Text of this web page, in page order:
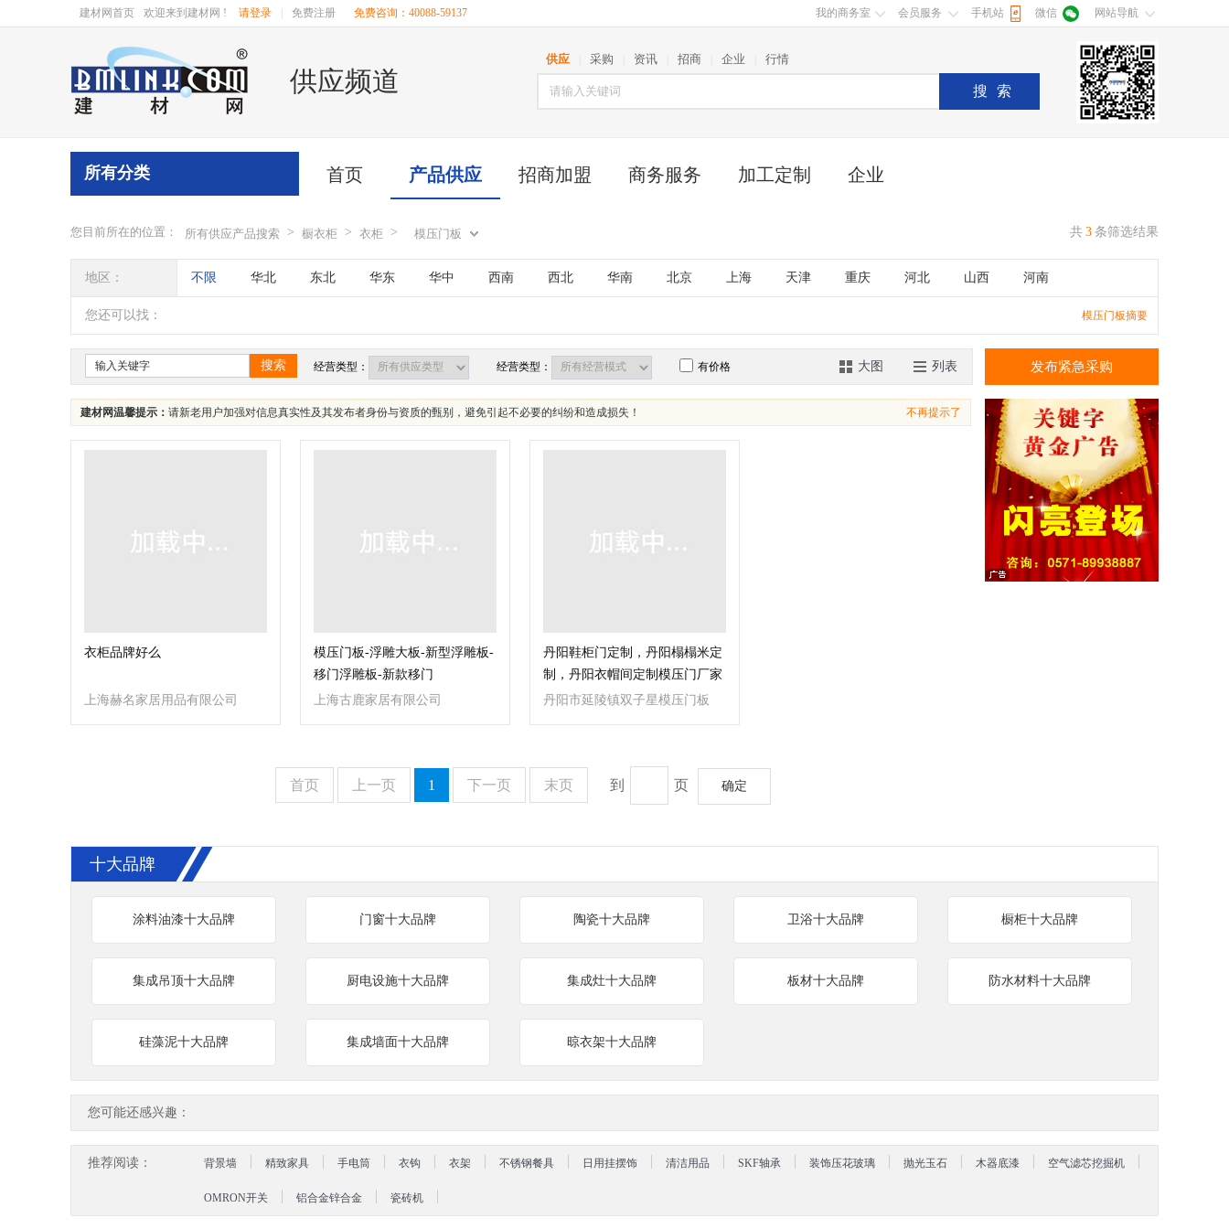
建材网首页 欢迎来到建材网 ! 请登录 免费注册 免费咨询：40088-59137 我的商务室 会员服务 手机站 微信 网站导航
供应频道
供应 采购 资讯 招商 企业 行情
搜索
首页 产品供应 招商加盟 商务服务 加工定制 企业
所有分类
您目前所在的位置： 所有供应产品搜索 > 橱衣柜 > 衣柜 > 模压门板 共 3 条筛选结果
地区： 不限 华北 东北 华东 华中 西南 西北 华南 北京 上海 天津 重庆 河北 山西 河南
四川 海南 贵州 云南 西藏 陕西 甘肃 青海 宁夏 新疆 台湾 香港 澳门
您还可以找： 模压门板摘要
搜索 经营类型： 经营类型： 有价格 大图 列表
建材网温馨提示： 请新老用户加强对信息真实性及其发布者身份与资质的甄别，避免引起不必要的纠纷和造成损失！ 不再提示了
衣柜品牌好么
上海赫名家居用品有限公司
模压门板-浮雕大板-新型浮雕板-
移门浮雕板-新款移门
上海古鹿家居有限公司
丹阳鞋柜门定制，丹阳榻榻米定
制，丹阳衣帽间定制模压门厂家
直销
丹阳市延陵镇双子星模压门板
厂
首页 上一页 1 下一页 末页 到 页 确定
发布紧急采购
十大品牌
涂料油漆十大品牌 门窗十大品牌 陶瓷十大品牌 卫浴十大品牌 橱柜十大品牌
集成吊顶十大品牌 厨电设施十大品牌 集成灶十大品牌 板材十大品牌 防水材料十大品牌
硅藻泥十大品牌 集成墙面十大品牌 晾衣架十大品牌
您可能还感兴趣：
推荐阅读： 背景墙 精致家具 手电筒 衣钩 衣架 不锈钢餐具 日用挂摆饰 清洁用品 SKF轴承 装饰压花玻璃 抛光玉石 木器底漆 空气滤芯挖掘机
OMRON开关 铝合金锌合金 瓷砖机